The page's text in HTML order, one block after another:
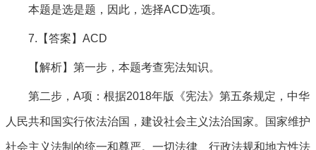
本题是选是题，因此，选择ACD选项。
7.【答案】ACD
【解析】第一步，本题考查宪法知识。
第二步，A项：根据2018年版《宪法》第五条规定，中华
人民共和国实行依法治国，建设社会主义法治国家。国家维护
社会主义法制的统一和尊严。一切法律、行政法规和地方性法